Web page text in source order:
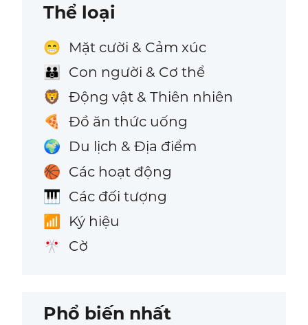
Thể loại
😁 Mặt cười & Cảm xúc
👪 Con người & Cơ thể
🦁 Động vật & Thiên nhiên
🍕 Đồ ăn thức uống
🌍 Du lịch & Địa điểm
🏀 Các hoạt động
🎹 Các đối tượng
📶 Ký hiệu
🎌 Cờ
Phổ biến nhất